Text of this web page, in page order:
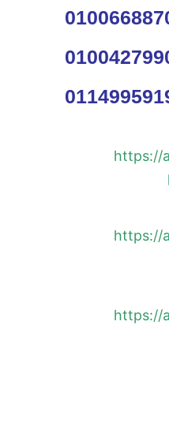
https://
https://
https://